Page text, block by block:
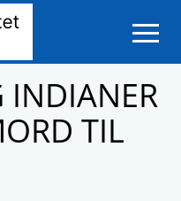
Open
INDIANER
TIL